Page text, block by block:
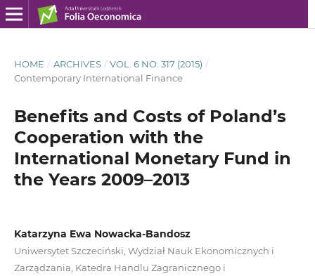
HOME / ARCHIVES / VOL. 6 NO. 317 (2015) /
Contemporary International Finance
Benefits and Costs of Poland’s
Cooperation with the
International Monetary Fund in
the Years 2009–2013
Katarzyna Ewa Nowacka-Bandosz
Uniwersytet Szczeciński, Wydział Nauk Ekonomicznych i
Zarządzania, Katedra Handlu Zagranicznego i